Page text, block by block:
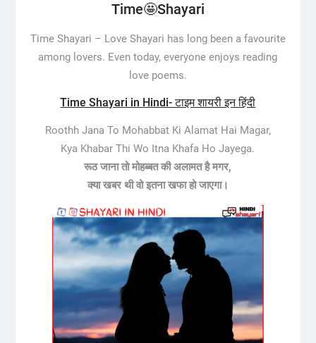
Time🤩Shayari
Time Shayari – Love Shayari has long been a favourite
among lovers. Even today, everyone enjoys reading
love poems.
Time Shayari in Hindi- टाइम शायरी इन हिंदी
Roothh Jana To Mohabbat Ki Alamat Hai Magar,
Kya Khabar Thi Wo Itna Khafa Ho Jayega.
रूठ जाना तो मोहब्बत की अलामत है मगर,
क्या खबर थी वो इतना खफा हो जाएगा।